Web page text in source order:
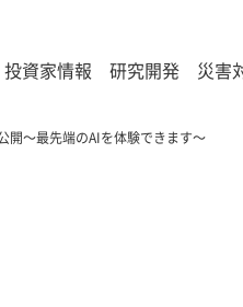
資家情報 研究開発 災害
開～最先端のAIを体験できます～